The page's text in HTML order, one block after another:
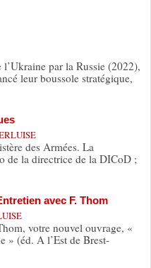
par la Russie (2022),
leur boussole stratégique,
des Armées. La
de la directrice de la DICoD ;
avec F. Thom
votre nouvel ouvrage, «
» (éd. A l’Est de Brest-